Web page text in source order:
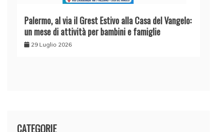
Palermo, al via il Grest Estivo alla Casa del Vangelo:
un mese di attività per bambini e famiglie
29 Luglio 2026
CATEGORIE